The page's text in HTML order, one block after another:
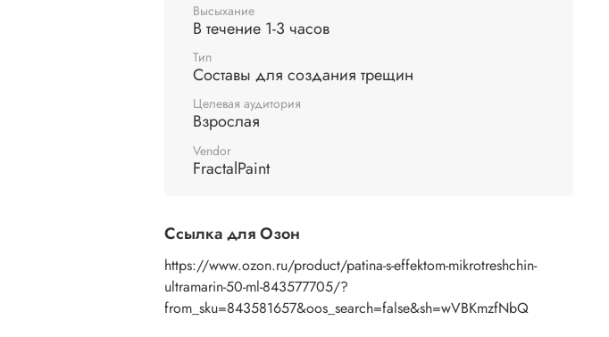
пигмент. В качестве финишного покрытия поверхность,
обработанную патиной, можно закрепить
лакомили залить эпоксидной смолой.
Высыхание
В течение 1-3 часов
Тип
Составы для создания трещин
Целевая аудитория
Взрослая
Vendor
FractalPaint
Ссылка для Озон
https://www.ozon.ru/product/patina-s-effektom-mikrotreshchin-
ultramarin-50-ml-843577705/?
from_sku=843581657&oos_search=false&sh=wVBKmzfNbQ